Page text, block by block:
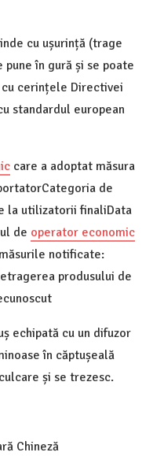
cu ușurință (trage
în gură și se poate
cerințele Directivei
standardul european
care a adoptat măsura
de
la utilizatorii finaliData
de operator economic
notificate:
produsului de
echipată cu un difuzor
în căptușeală
și se trezesc.
Chineză